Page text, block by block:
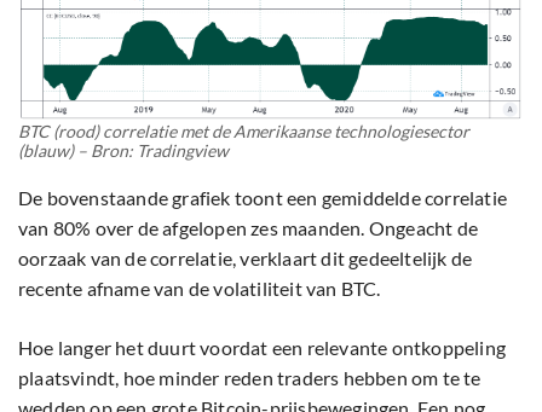
BTC (rood) correlatie met de Amerikaanse technologiesector
(blauw) – Bron: Tradingview
De bovenstaande grafiek toont een gemiddelde correlatie
van 80% over de afgelopen zes maanden. Ongeacht de
oorzaak van de correlatie, verklaart dit gedeeltelijk de
recente afname van de volatiliteit van BTC.
Hoe langer het duurt voordat een relevante ontkoppeling
plaatsvindt, hoe minder reden traders hebben om te te
wedden op een grote Bitcoin-prijsbewegingen. Een nog